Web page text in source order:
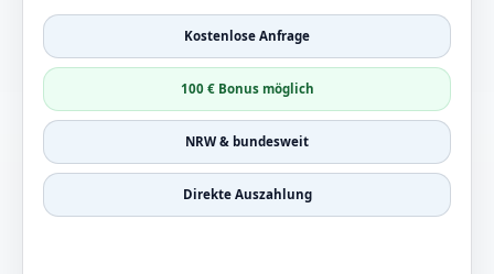
Kostenlose Anfrage
100 € Bonus möglich
NRW & bundesweit
Direkte Auszahlung